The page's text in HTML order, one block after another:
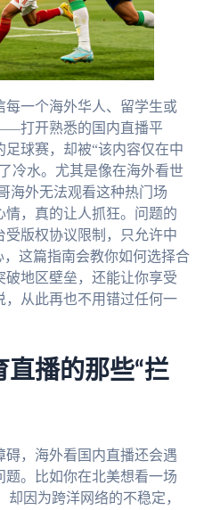
一个海外华人、留学生或
打开熟悉的国内直播平
球赛，却被“该内容仅在中
冷水。尤其是像在海外看世
海外无法观看这种热门场
，真的让人抓狂。问题的
版权协议限制，只允许中
这篇指南会教你如何选择合
地区壁垒，还能让你享受
从此再也不用错过任何一
播的那些“拦
碍，海外看国内直播还会遇
。比如你在北美想看一场
因为跨洋网络的不稳定，